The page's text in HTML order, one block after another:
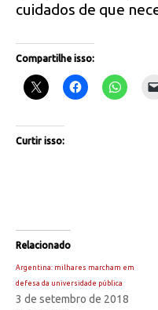
cuidados de que
Compartilhe isso:
Curtir isso:
Relacionado
Argentina: milhares marcham em
defesa da universidade pública
3 de setembro de 2018